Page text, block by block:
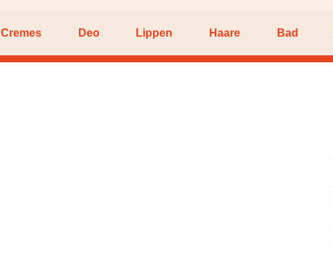
Cremes Deo Lippen Haare Bad